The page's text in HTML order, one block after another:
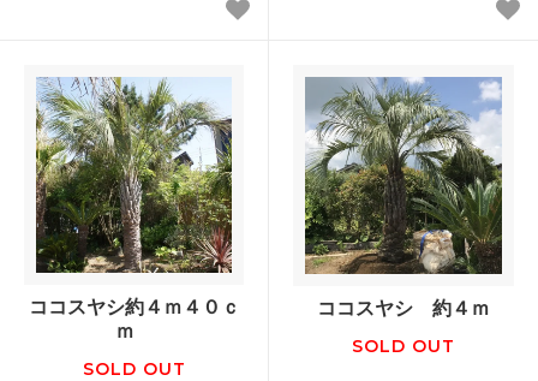
ココスヤシ約４ｍ４０ｃ
ｍ
SOLD OUT
ココスヤシ 約４ｍ
SOLD OUT